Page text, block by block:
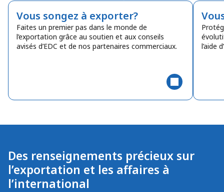
Vous songez à exporter?
Faites un premier pas dans le monde de
l’exportation grâce au soutien et aux conseils
avisés d’EDC et de nos partenaires commerciaux.
l’aide
Des renseignements précieux sur
l’exportation et les affaires à
l’international